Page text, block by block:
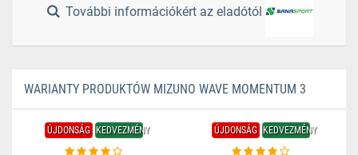
További információkért az eladótól
WARIANTY PRODUKTÓW MIZUNO WAVE MOMENTUM 3
ÚJDONSÁG KEDVEZMÉNY ÚJDONSÁG KEDVEZMÉNY